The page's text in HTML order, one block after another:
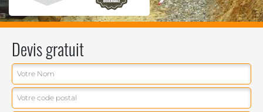
Devis gratuit